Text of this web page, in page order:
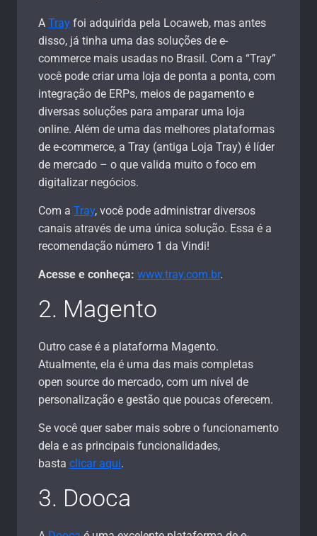
A Tray foi adquirida pela Locaweb, mas antes
disso, já tinha uma das soluções de e-
commerce mais usadas no Brasil. Com a “Tray”
você pode criar uma loja de ponta a ponta, com
integração de ERPs, meios de pagamento e
diversas soluções para amparar uma loja
online. Além de uma das melhores plataformas
de e-commerce, a Tray (antiga Loja Tray) é líder
de mercado – o que valida muito o foco em
digitalizar negócios.
Com a Tray, você pode administrar diversos
canais através de uma única solução. Essa é a
recomendação número 1 da Vindi!
Acesse e conheça: www.tray.com.br.
2. Magento
Outro case é a plataforma Magento.
Atualmente, ela é uma das mais completas
open source do mercado, com um nível de
personalização e gestão que poucas oferecem.
Se você quer saber mais sobre o funcionamento
dela e as principais funcionalidades,
basta clicar aqui.
3. Dooca